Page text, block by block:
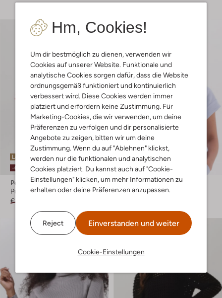
Hm, Cookies!
Um dir bestmöglich zu dienen, verwenden wir
Cookies auf unserer Website. Funktionale und
analytische Cookies sorgen dafür, dass die Website
ordnungsgemäß funktioniert und kontinuierlich
verbessert wird. Diese Cookies werden immer
platziert und erfordern keine Zustimmung. Für
Marketing-Cookies, die wir verwenden, um deine
Präferenzen zu verfolgen und dir personalisierte
Angebote zu zeigen, bitten wir um deine
Zustimmung. Wenn du auf "Ablehnen" klickst,
werden nur die funktionalen und analytischen
Cookies platziert. Du kannst auch auf "Cookie-
Einstellungen" klicken, um mehr Informationen zu
erhalten oder deine Präferenzen anzupassen.
Reject Einverstanden und weiter
Cookie-Einstellungen
Letzte Größen
-60%
Pom Amsterdam
Pullover
€ 119,99
Letzte Größen
-50%
10days
Sweatshirt